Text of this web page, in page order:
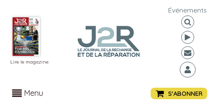
Lire le magazine
Événements
Menu S'ABONNER